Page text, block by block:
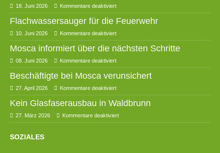
18. Juni 2026 Kommentare deaktiviert
Flachwassersauger für die Feuerwehr
10. Juni 2026 Kommentare deaktiviert
Mosca informiert über die nächsten Schritte
08. Juni 2026 Kommentare deaktiviert
Beschäftigte bei Mosca verunsichert
27. April 2026 Kommentare deaktiviert
Kein Glasfaserausbau in Waldbrunn
27. März 2026 Kommentare deaktiviert
SOZIALES